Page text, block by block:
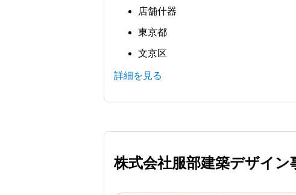
店舗什器
東京都
文京区
詳細を見る
株式会社服部建築デザイン